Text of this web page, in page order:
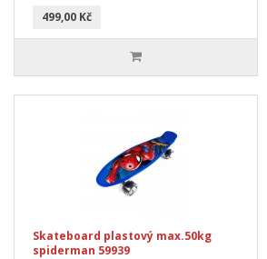
499,00 Kč
Skateboard plastový max.50kg
spiderman 59939